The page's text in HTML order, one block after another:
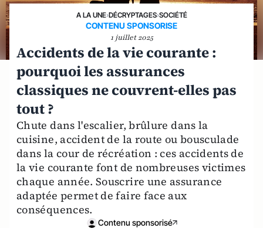
A LA UNE›DÉCRYPTAGES›SOCIÉTÉ
CONTENU SPONSORISE
1 juillet 2025
Accidents de la vie courante :
pourquoi les assurances
classiques ne couvrent-elles pas
tout ?
Chute dans l'escalier, brûlure dans la
cuisine, accident de la route ou bousculade
dans la cour de récréation : ces accidents de
la vie courante font de nombreuses victimes
chaque année. Souscrire une assurance
adaptée permet de faire face aux
conséquences.
Contenu sponsorisé